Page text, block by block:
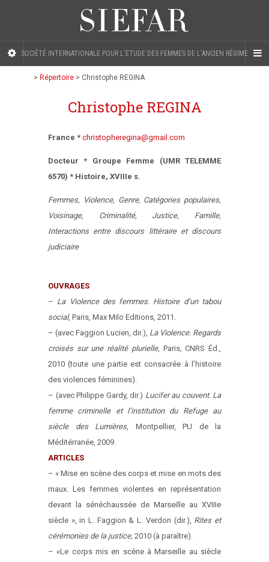
SOCIÉTÉ INTERNATIONALE POUR L'ETUDE DES FEMMES DE L'ANCIEN RÉGIME
> Répertoire > Christophe REGINA
Christophe REGINA
France * christopheregina@gmail.com
Docteur * Groupe Femme (UMR TELEMME
6570) * Histoire, XVIIIe s.
Femmes, Violence, Genre, Catégories populaires,
Voisinage, Criminalité, Justice, Famille,
Interactions entre discours littéraire et discours
judiciaire
OUVRAGES
– La Violence des femmes. Histoire d’un tabou
social, Paris, Max Milo Editions, 2011.
– (avec Faggion Lucien, dir.), La Violence. Regards
croisés sur une réalité plurielle, Paris, CNRS Éd.,
2010 (toute une partie est consacrée à l’histoire
des violences féminines).
– (avec Philippe Gardy, dir.) Lucifer au couvent. La
femme criminelle et l’institution du Refuge au
siècle des Lumières, Montpellier, PU de la
Méditérranée, 2009.
ARTICLES
– « Mise en scène des corps et mise en mots des
maux. Les femmes violentes en représentation
devant la sénéchaussée de Marseille au XVIIIe
siècle », in L. Faggion & L. Verdon (dir.), Rites et
cérémonies de la justice, 2010 (à paraître).
– «Le corps mis en scène à Marseille au siècle